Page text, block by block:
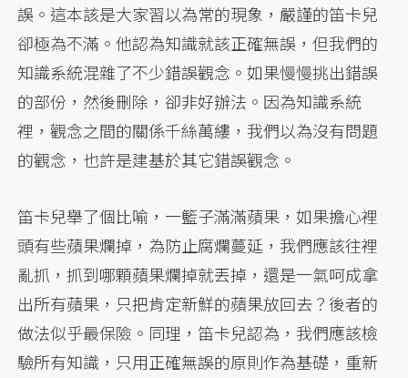
誤。這本該是大家習以為常的現象，嚴謹的笛卡兒
卻極為不滿。他認為知識就該正確無誤，但我們的
知識系統混雜了不少錯誤觀念。如果慢慢挑出錯誤
的部份，然後刪除，卻非好辦法。因為知識系統
裡，觀念之間的關係千絲萬縷，我們以為沒有問題
的觀念，也許是建基於其它錯誤觀念。
笛卡兒舉了個比喻，一籃子滿滿蘋果，如果擔心裡
頭有些蘋果爛掉，為防止腐爛蔓延，我們應該往裡
亂抓，抓到哪顆蘋果爛掉就丟掉，還是一氣呵成拿
出所有蘋果，只把肯定新鮮的蘋果放回去？後者的
做法似乎最保險。同理，笛卡兒認為，我們應該檢
驗所有知識，只用正確無誤的原則作為基礎，重新